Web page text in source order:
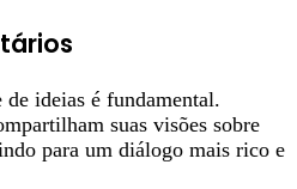
ideias é fundamental.
suas visões sobre
para um diálogo mais rico e